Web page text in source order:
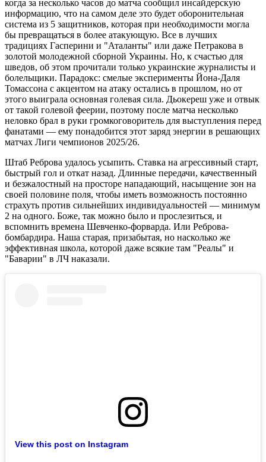
когда за несколько часов до матча сообщил инсайдерскую
информацию, что на самом деле это будет оборонительная
система из 5 защитников, которая при необходимости могла
бы превращаться в более атакующую. Все в лучших
традициях Гасперини и "Аталанты" или даже Петракова в
золотой молодежной сборной Украины. Но, к счастью для
шведов, об этом прочитали только украинские журналисты и
болельщики. Парадокс: смелые эксперименты Йона-Даля
Томассона с акцентом на атаку остались в прошлом, но от
этого выиграла основная голевая сила. Дьокереш уже и отвык
от такой голевой феерии, поэтому после матча несколько
неловко брал в руки громкоговоритель для выступления перед
фанатами — ему понадобится этот заряд энергии в решающих
матчах Лиги чемпионов 2025/26.
Штаб Реброва удалось усыпить. Ставка на агрессивный старт,
быстрый гол и откат назад. Длинные передачи, качественный
и безжалостный на просторе нападающий, насыщение зон на
своей половине поля, чтобы иметь возможность постоянно
страхуть против сильнейших индивидуальностей — минимум
2 на одного. Боже, так можно было и прослезиться, и
вспомнить времена Шевченко-форварда. Или Реброва-
бомбардира. Наша старая, призабытая, но насколько же
эффективная школа, которой даже всякие там "Реалы" и
"Баварии" в ЛЧ наказали.
View this post on Instagram